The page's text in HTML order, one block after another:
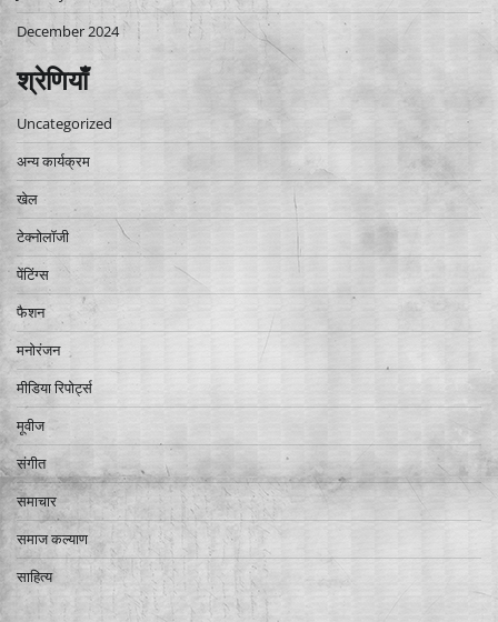
December 2024
श्रेणियाँ
Uncategorized
अन्य कार्यक्रम
खेल
टेक्नोलॉजी
पेंटिंग्स
फैशन
मनोरंजन
मीडिया रिपोर्ट्स
मूवीज
संगीत
समाचार
समाज कल्याण
साहित्य